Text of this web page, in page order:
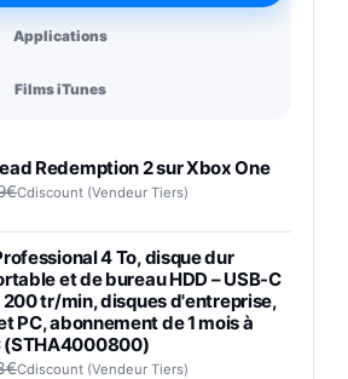
Applications
Films iTunes
Redemption 2 sur Xbox One
Cdiscount (Vendeur Tiers)
4 To, disque dur
et de bureau HDD – USB-C
200 tr/min, disques d'entreprise,
PC, abonnement de 1 mois à
(STHA4000800)
Cdiscount (Vendeur Tiers)